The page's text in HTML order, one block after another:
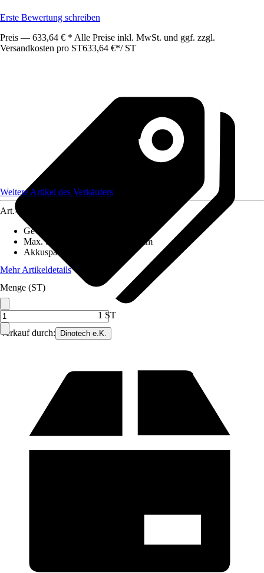
Erste Bewertung schreiben
Preis — 633,64 € * Alle Preise inkl. MwSt. und ggf. zzgl.
Versandkosten pro ST633,64 €*/ ST
Verkauf durch: Dinotech e.K.
Weitere Artikel des Verkäufers
Art.-Nr.
Gewicht inkl. Akku
Max. Schnitttiefe in Holz
120 mm
Akkuspannung
Mehr Artikeldetails
Menge (ST)
1 ST